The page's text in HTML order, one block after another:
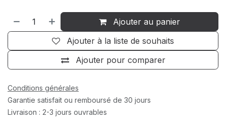
Ajouter au panier
Ajouter pour comparer
Ajouter à la liste de souhaits
Conditions générales
Garantie satisfait ou remboursé de 30 jours
Livraison : 2-3 jours ouvrables